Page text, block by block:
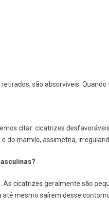
são absorvíveis.
citar: cicatrizes
do mamilo, assimetria,
cicatrizes geralmente são
mesmo saírem desse